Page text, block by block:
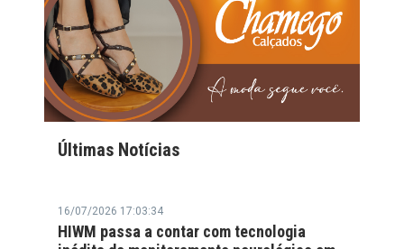
Últimas Notícias
16/07/2026 17:03:34
HIWM passa a contar com tecnologia